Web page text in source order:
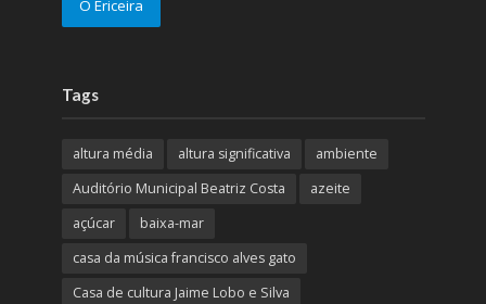
O Ericeira
Tags
altura média altura significativa
ambiente
Auditório Municipal Beatriz Costa
azeite
açúcar
baixa-mar
casa da música francisco alves gato
Casa de cultura Jaime Lobo e Silva